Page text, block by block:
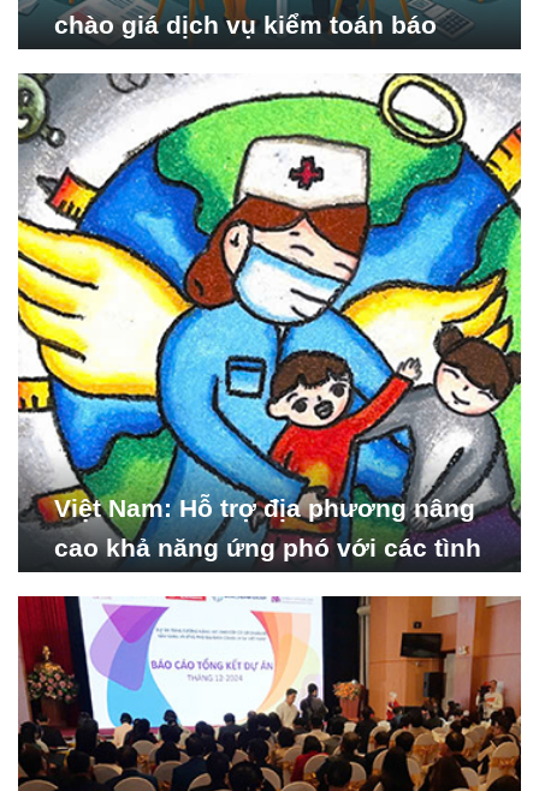
chào giá dịch vụ kiểm toán báo
Nghiên cứu Phát triển Xã
hội_ISDS)
Việt Nam: Hỗ trợ địa phương nâng
cao khả năng ứng phó với các tình